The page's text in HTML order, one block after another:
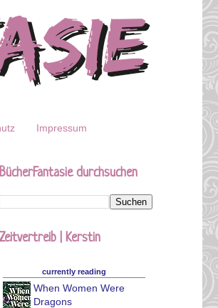
Impressum
BücherFantasie durchsuchen
Zeitvertreib | Kerstin
currently reading
When Women Were
Dragons